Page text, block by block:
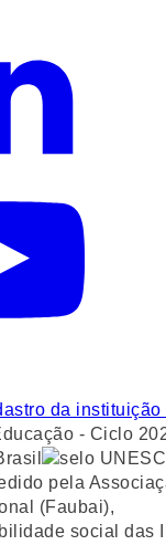
da instituição